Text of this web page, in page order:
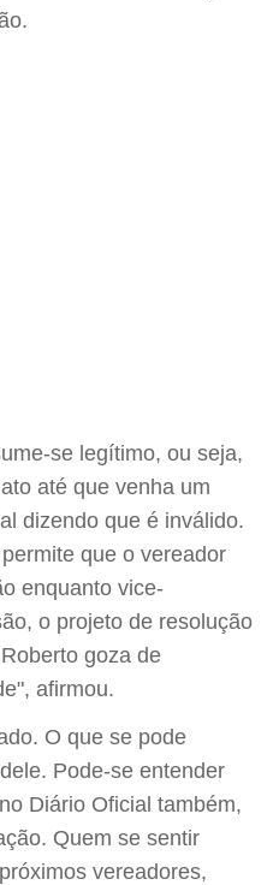
se legítimo, ou seja,
até que venha um
dizendo que é inválido.
que o vereador
enquanto vice-
o projeto de resolução
goza de
afirmou.
O que se pode
Pode-se entender
Diário Oficial também,
Quem se sentir
vereadores,